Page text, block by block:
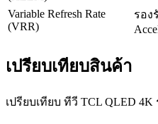
Variable Refresh Rate
(VRR)
รอง
เปรียบเทียบสินค้า
เปรียบเทียบ ทีวี TCL QLED